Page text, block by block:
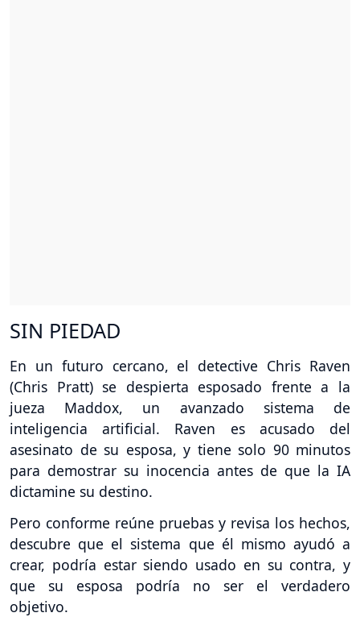
SIN PIEDAD
En un futuro cercano, el detective Chris Raven
(Chris Pratt) se despierta esposado frente a la
jueza Maddox, un avanzado sistema de
inteligencia artificial. Raven es acusado del
asesinato de su esposa, y tiene solo 90 minutos
para demostrar su inocencia antes de que la IA
dictamine su destino.
Pero conforme reúne pruebas y revisa los hechos,
descubre que el sistema que él mismo ayudó a
crear, podría estar siendo usado en su contra, y
que su esposa podría no ser el verdadero
objetivo.